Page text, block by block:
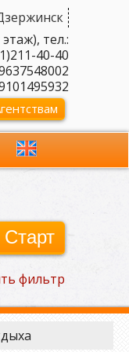
тел.:
40-40
Старт
фильтр